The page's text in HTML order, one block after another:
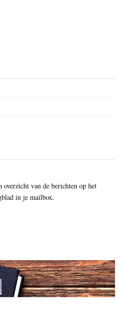
overzicht van de berichten op het
in je mailbox.